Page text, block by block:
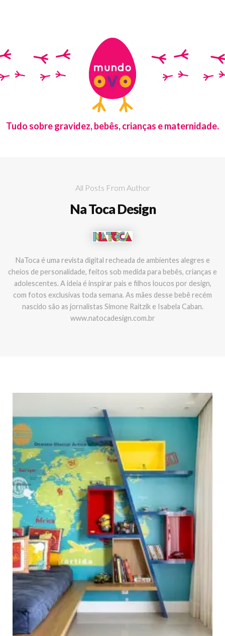
Tudo sobre gravidez, bebês, crianças e maternidade.
All Posts From Author
Na Toca Design
NaToca é uma revista digital recheada de ambientes alegres e
cheios de personalidade, feitos sob medida para bebês, crianças e
adolescentes. A ideia é inspirar pais e filhos loucos por design,
com fotos exclusivas toda semana. As mães desse bebê recém
nascido são as jornalistas Simone Raitzik e Isabela Caban.
www.natocadesign.com.br